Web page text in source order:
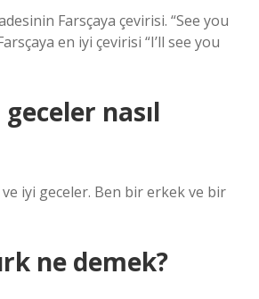
Farsçaya çevirisi. “See you
en iyi çevirisi “I’ll see you
nasıl
iyi geceler. Ben bir erkek ve bir
ne demek?